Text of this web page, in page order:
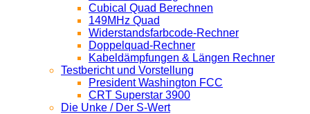
Cubical Quad Berechnen
149MHz Quad
Widerstandsfarbcode-Rechner
Doppelquad-Rechner
Kabeldämpfungen & Längen Rechner
Testbericht und Vorstellung
President Washington FCC
CRT Superstar 3900
Die Unke / Der S-Wert